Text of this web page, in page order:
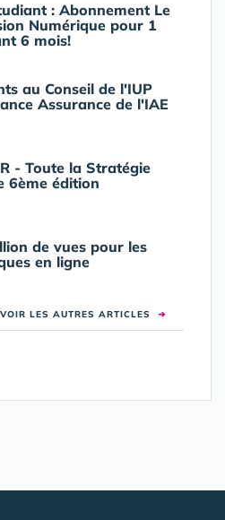
: Abonnement Le
Numérique pour 1
6 mois!
au Conseil de l'IUP
Assurance de l'IAE
- Toute la Stratégie
6ème édition
de vues pour les
en ligne
VOIR LES AUTRES ARTICLES ➜